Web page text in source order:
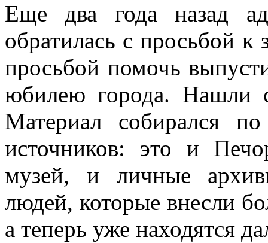
Еще два года назад
обратилась с просьбой
просьбой помочь
юбилею города. Нашли
Материал собирался
источников: это и
музей, и личные
людей, которые внесли
а теперь уже находятся